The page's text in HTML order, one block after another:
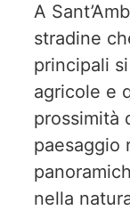
A
stradine
principali
agricole e
prossimità
paesaggio
nella